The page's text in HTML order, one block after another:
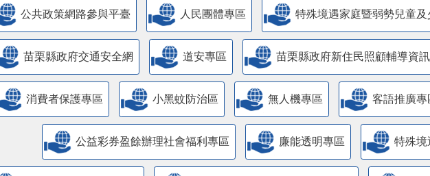
公共政策網路參與平臺 人民團體專區 特殊境遇家庭暨弱勢兒童
苗栗縣政府交通安全網 道安專區 苗栗縣政府新住民照顧輔導資
消費者保護專區 小黑蚊防治區 無人機專區 客語推廣專
公益彩券盈餘辦理社會福利專區 廉能透明專區 特殊境